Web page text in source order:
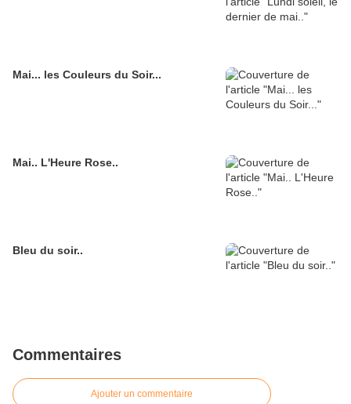
Mai... les Couleurs du Soir...
Mai.. L'Heure Rose..
Bleu du soir..
Commentaires
Ajouter un commentaire